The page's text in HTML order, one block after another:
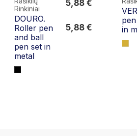
Rinkiniai
DOURO.
Roller pen
and ball
pen set in
metal
5,88 €
5,88 €
in